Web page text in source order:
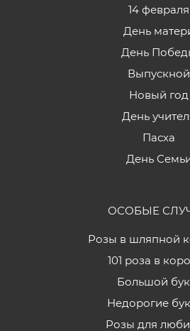
14 февраля
День
День
Выпускной
Новый год
День
Пасха
День
ОСОБЫЕ
Розы в шляпной
101 роза в
Большой
Недорогие
Розы для